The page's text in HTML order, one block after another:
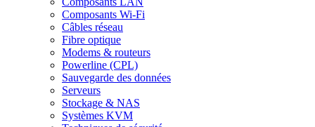
Composants Wi-Fi
Câbles réseau
Fibre optique
Modems & routeurs
Powerline (CPL)
Sauvegarde des données
Serveurs
Stockage & NAS
Systèmes KVM